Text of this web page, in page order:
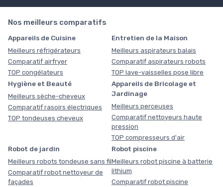
Nos meilleurs comparatifs
Appareils de Cuisine
Meilleurs réfrigérateurs
Comparatif airfryer
TOP congélateurs
Entretien de la Maison
Meilleurs aspirateurs balais
Comparatif aspirateurs robots
TOP lave-vaisselles pose libre
Hygiène et Beauté
Meilleurs sèche-cheveux
Comparatif rasoirs électriques
TOP tondeuses cheveux
Appareils de Bricolage et
Jardinage
Meilleurs perceuses
Comparatif nettoyeurs haute
pression
TOP compresseurs d'air
Robot de jardin
Meilleurs robots tondeuse sans fil
Comparatif robot nettoyeur de
façades
Robot piscine
Meilleurs robot piscine à batterie
lithium
Comparatif robot piscine